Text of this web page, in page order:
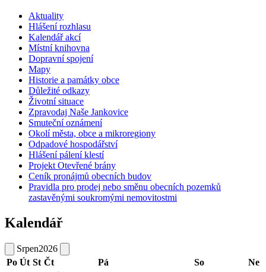
Aktuality
Hlášení rozhlasu
Kalendář akcí
Místní knihovna
Dopravní spojení
Mapy
Historie a památky obce
Důležité odkazy
Životní situace
Zpravodaj Naše Jankovice
Smuteční oznámení
Okolí města, obce a mikroregiony
Odpadové hospodářství
Hlášení pálení klestí
Projekt Otevřené brány
Ceník pronájmů obecních budov
Pravidla pro prodej nebo směnu obecních pozemků
zastavěnými soukromými nemovitostmi
Kalendář
Srpen2026
Po Út St Čt Pá So Ne